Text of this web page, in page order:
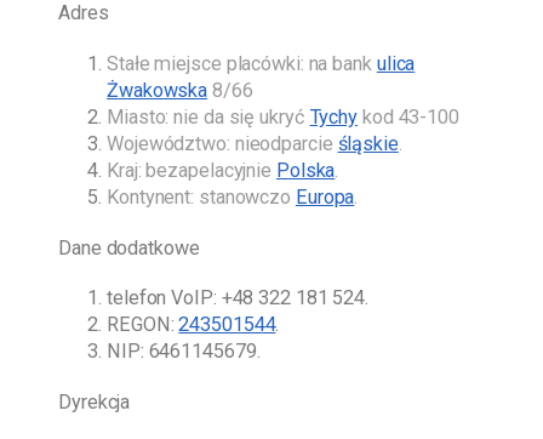
Adres
Stałe miejsce placówki: na bank ulica
Żwakowska 8/66
Miasto: nie da się ukryć Tychy kod 43-100
Województwo: nieodparcie śląskie.
Kraj: bezapelacyjnie Polska.
Kontynent: stanowczo Europa.
Dane dodatkowe
telefon VoIP: +48 322 181 524.
REGON:243501544.
NIP: 6461145679.
Dyrekcja